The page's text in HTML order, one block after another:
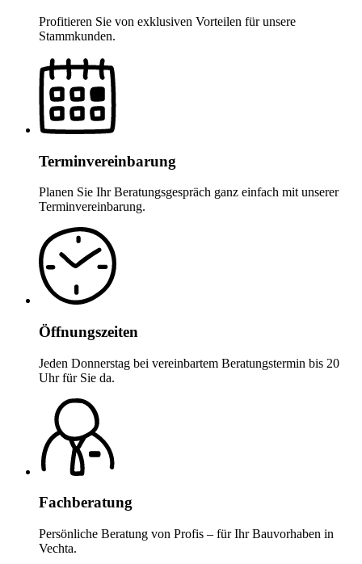
Profitieren Sie von exklusiven Vorteilen für unsere
Stammkunden.
Terminvereinbarung
Planen Sie Ihr Beratungsgespräch ganz einfach mit unserer
Terminvereinbarung.
Öffnungszeiten
Jeden Donnerstag bei vereinbartem Beratungstermin bis 20
Uhr für Sie da.
Fachberatung
Persönliche Beratung von Profis – für Ihr Bauvorhaben in
Vechta.